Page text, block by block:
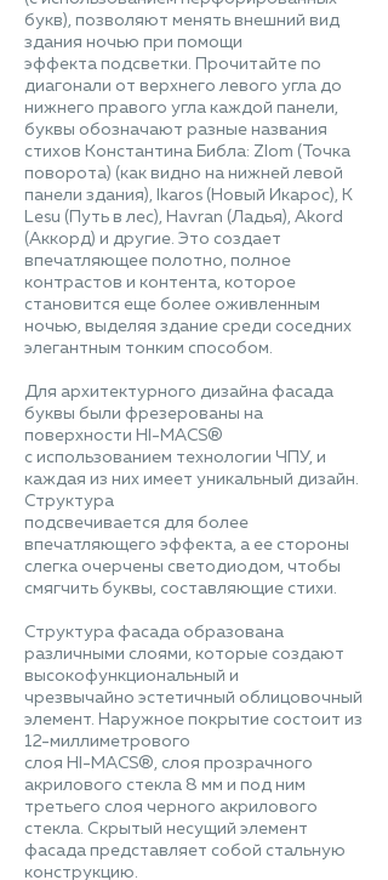
букв), позволяют менять внешний вид
здания ночью при помощи
эффекта подсветки. Прочитайте по
диагонали от верхнего левого угла до
нижнего правого угла каждой панели,
буквы обозначают разные названия
стихов Константина Библа: Zlom (Точка
поворота) (как видно на нижней левой
панели здания), Ikaros (Новый Икарос), K
Lesu (Путь в лес), Havran (Ладья), Akord
(Аккорд) и другие. Это создает
впечатляющее полотно, полное
контрастов и контента, которое
становится еще более оживленным
ночью, выделяя здание среди соседних
элегантным тонким способом.
Для архитектурного дизайна фасада
буквы были фрезерованы на
поверхности HI-MACS®
с использованием технологии ЧПУ, и
каждая из них имеет уникальный дизайн.
Структура
подсвечивается для более
впечатляющего эффекта, а ее стороны
слегка очерчены светодиодом, чтобы
смягчить буквы, составляющие стихи.
Структура фасада образована
различными слоями, которые создают
высокофункциональный и
чрезвычайно эстетичный облицовочный
элемент. Наружное покрытие состоит из
12-миллиметрового
слоя HI-MACS®, слоя прозрачного
акрилового стекла 8 мм и под ним
третьего слоя черного акрилового
стекла. Скрытый несущий элемент
фасада представляет собой стальную
конструкцию.